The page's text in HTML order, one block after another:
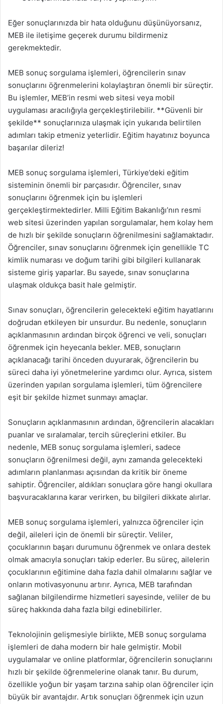
Eğer sonuçlarınızda bir hata olduğunu düşünüyorsanız,
MEB ile iletişime geçerek durumu bildirmeniz
gerekmektedir.
MEB sonuç sorgulama işlemleri, öğrencilerin sınav
sonuçlarını öğrenmelerini kolaylaştıran önemli bir süreçtir.
Bu işlemler, MEB’in resmi web sitesi veya mobil
uygulaması aracılığıyla gerçekleştirilebilir. **Güvenli bir
şekilde** sonuçlarınıza ulaşmak için yukarıda belirtilen
adımları takip etmeniz yeterlidir. Eğitim hayatınız boyunca
başarılar dileriz!
MEB sonuç sorgulama işlemleri, Türkiye’deki eğitim
sisteminin önemli bir parçasıdır. Öğrenciler, sınav
sonuçlarını öğrenmek için bu işlemleri
gerçekleştirmektedirler. Milli Eğitim Bakanlığı’nın resmi
web sitesi üzerinden yapılan sorgulamalar, hem kolay hem
de hızlı bir şekilde sonuçların öğrenilmesini sağlamaktadır.
Öğrenciler, sınav sonuçlarını öğrenmek için genellikle TC
kimlik numarası ve doğum tarihi gibi bilgileri kullanarak
sisteme giriş yaparlar. Bu sayede, sınav sonuçlarına
ulaşmak oldukça basit hale gelmiştir.
Sınav sonuçları, öğrencilerin gelecekteki eğitim hayatlarını
doğrudan etkileyen bir unsurdur. Bu nedenle, sonuçların
açıklanmasının ardından birçok öğrenci ve veli, sonuçları
öğrenmek için heyecanla bekler. MEB, sonuçların
açıklanacağı tarihi önceden duyurarak, öğrencilerin bu
süreci daha iyi yönetmelerine yardımcı olur. Ayrıca, sistem
üzerinden yapılan sorgulama işlemleri, tüm öğrencilere
eşit bir şekilde hizmet sunmayı amaçlar.
Sonuçların açıklanmasının ardından, öğrencilerin alacakları
puanlar ve sıralamalar, tercih süreçlerini etkiler. Bu
nedenle, MEB sonuç sorgulama işlemleri, sadece
sonuçların öğrenilmesi değil, aynı zamanda gelecekteki
adımların planlanması açısından da kritik bir öneme
sahiptir. Öğrenciler, aldıkları sonuçlara göre hangi okullara
başvuracaklarına karar verirken, bu bilgileri dikkate alırlar.
MEB sonuç sorgulama işlemleri, yalnızca öğrenciler için
değil, aileleri için de önemli bir süreçtir. Veliler,
çocuklarının başarı durumunu öğrenmek ve onlara destek
olmak amacıyla sonuçları takip ederler. Bu süreç, ailelerin
çocuklarının eğitimine daha fazla dahil olmalarını sağlar ve
onların motivasyonunu artırır. Ayrıca, MEB tarafından
sağlanan bilgilendirme hizmetleri sayesinde, veliler de bu
süreç hakkında daha fazla bilgi edinebilirler.
Teknolojinin gelişmesiyle birlikte, MEB sonuç sorgulama
işlemleri de daha modern bir hale gelmiştir. Mobil
uygulamalar ve online platformlar, öğrencilerin sonuçlarını
hızlı bir şekilde öğrenmelerine olanak tanır. Bu durum,
özellikle yoğun bir yaşam tarzına sahip olan öğrenciler için
büyük bir avantajdır. Artık sonuçları öğrenmek için uzun